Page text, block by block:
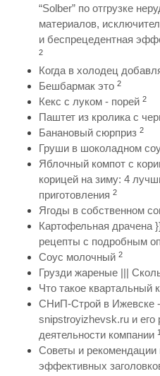
“Solber” по отгрузке
материалов,
и беспрецедентная
2
Когда в холодец
Бешбармак это 2
Кекс с луком - порей 2
Паштет из кролика с
Банановый сюрприз 2
Груши в шоколадном
Яблочный компот с
корицей на зиму: 4
приготовления 2
Ягоды в собственном
Картофельная драчена
рецепты с подробным
Соус молочный 2
Грузди жареные |||
Что такое квартальный
СНиП-Строй в Ижевске
snipstroyizhevsk.ru и
деятельности компании 1
Советы и рекомендации
эффективных